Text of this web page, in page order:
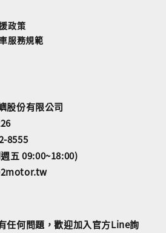
政策
服務規範
股份有限公司
8555
五 09:00~18:00)
任何問題，歡迎加入官方Line詢